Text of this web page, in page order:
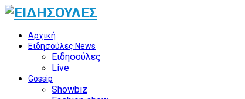
Αρχική
Ειδησούλες News
Ειδησούλες
Live
Gossip
Showbiz